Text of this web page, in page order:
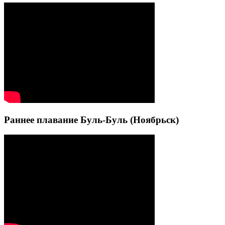
Раннее плавание Буль-Буль (Ноябрьск)